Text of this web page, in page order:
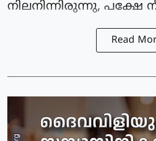
നിലനിന്നിരുന്നു, പക്ഷേ
Read